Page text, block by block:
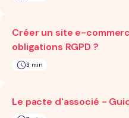
Créer un site e-
obligations RGPD ?
3 min
Le pacte d'associé -